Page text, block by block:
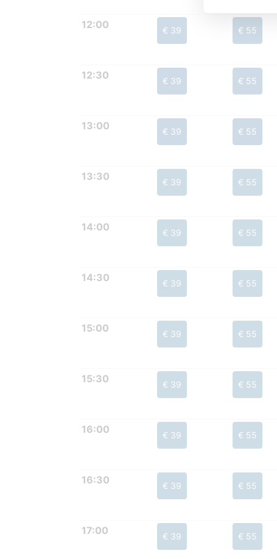
12:00 € 39 € 55
12:30 € 39 € 55
13:00 € 39 € 55
13:30 € 39 € 55
14:00 € 39 € 55
14:30 € 39 € 55
15:00 € 39 € 55
15:30 € 39 € 55
16:00 € 39 € 55
16:30 € 39 € 55
17:00 € 39 € 55